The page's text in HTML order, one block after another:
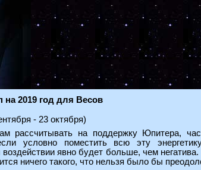
на 2019 год для Весов
- 23 октября)
рассчитывать на поддержку Юпитера,
условно поместить всю эту
воздействии явно будет больше, чем
ничего такого, что нельзя было бы